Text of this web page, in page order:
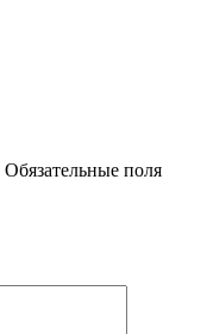
Обязательные поля